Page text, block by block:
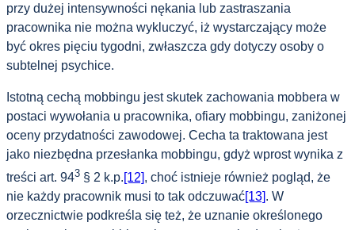
przy dużej intensywności nękania lub zastraszania
pracownika nie można wykluczyć, iż wystarczający może
być okres pięciu tygodni, zwłaszcza gdy dotyczy osoby o
subtelnej psychice.
Istotną cechą mobbingu jest skutek zachowania mobbera w
postaci wywołania u pracownika, ofiary mobbingu, zaniżonej
oceny przydatności zawodowej. Cecha ta traktowana jest
jako niezbędna przesłanka mobbingu, gdyż wprost wynika z
treści art. 943 § 2 k.p.[12], choć istnieje również pogląd, że
nie każdy pracownik musi to tak odczuwać[13]. W
orzecznictwie podkreśla się też, że uznanie określonego